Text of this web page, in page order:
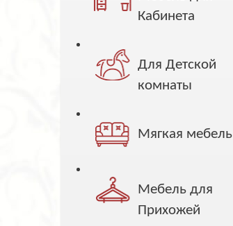
Кабинета
Для Детской
комнаты
Мягкая мебель
Мебель для
Прихожей